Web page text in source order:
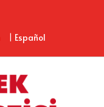
| Español